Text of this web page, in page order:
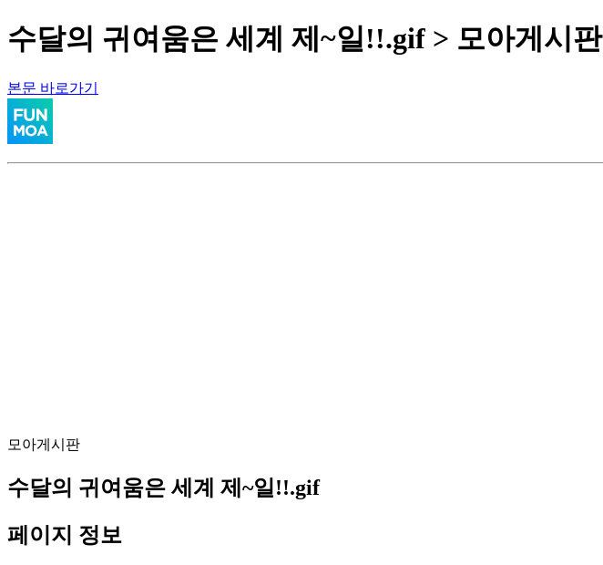
수달의 귀여움은 세계 제~일!!.gif > 모아게시판
본문 바로가기
모아게시판
수달의 귀여움은 세계 제~일!!.gif
페이지 정보